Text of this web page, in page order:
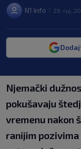
N1 Info 29. ruj.
Njemački
pokušavaju
vremenu nakon
ranijim